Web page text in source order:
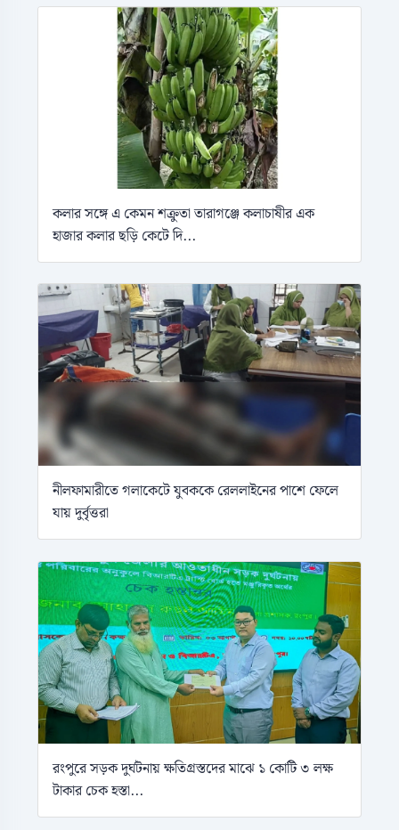
কলার সঙ্গে এ কেমন শক্রুতা তারাগঞ্জে কলাচাষীর এক
হাজার কলার ছড়ি কেটে দি...
নীলফামারীতে গলাকেটে যুবককে রেললাইনের পাশে ফেলে
যায় দুর্বৃত্তরা
রংপুরে সড়ক দুর্ঘটনায় ক্ষতিগ্রস্তদের মাঝে ১ কোটি ৩ লক্ষ
টাকার চেক হস্তা...